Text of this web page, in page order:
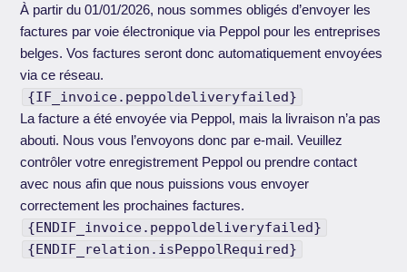
À partir du 01/01/2026, nous sommes obligés d’envoyer les
factures par voie électronique via Peppol pour les entreprises
belges. Vos factures seront donc automatiquement envoyées
via ce réseau.
{IF_invoice.peppoldeliveryfailed}
La facture a été envoyée via Peppol, mais la livraison n’a pas
abouti. Nous vous l’envoyons donc par e-mail. Veuillez
contrôler votre enregistrement Peppol ou prendre contact
avec nous afin que nous puissions vous envoyer
correctement les prochaines factures.
{ENDIF_invoice.peppoldeliveryfailed}
{ENDIF_relation.isPeppolRequired}